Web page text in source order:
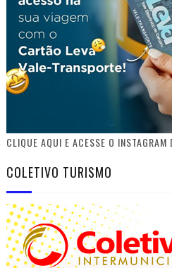
CLIQUE AQUI E ACESSE O INSTAGRAM
COLETIVO TURISMO